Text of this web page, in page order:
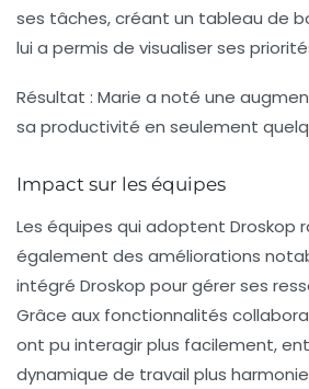
ses tâches, créant un tableau de
lui a permis de visualiser ses
Résultat : Marie a noté une
sa productivité en seulement
Impact sur les équipes
Les équipes qui adoptent Droskop
également des améliorations
intégré Droskop pour gérer ses
Grâce aux fonctionnalités
ont pu interagir plus facilement,
dynamique de travail plus